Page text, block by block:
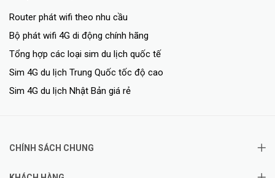
Router phát wifi theo nhu cầu
Bộ phát wifi 4G di động chính hãng
Tổng hợp các loại sim du lịch quốc tế
Sim 4G du lịch Trung Quốc tốc độ cao
Sim 4G du lịch Nhật Bản giá rẻ
CHÍNH SÁCH CHUNG